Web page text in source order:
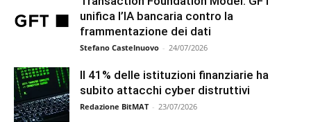
unifica l’IA bancaria contro la
frammentazione dei dati
Stefano Castelnuovo - 24/07/2026
Il 41% delle istituzioni finanziarie ha
subito attacchi cyber distruttivi
Redazione BitMAT - 23/07/2026